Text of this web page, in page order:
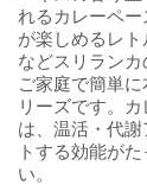
れるカレーペ
が楽しめるレ
などスリランカ
ご家庭で簡単
リーズです。
は、温活・代
トする効能が
い。